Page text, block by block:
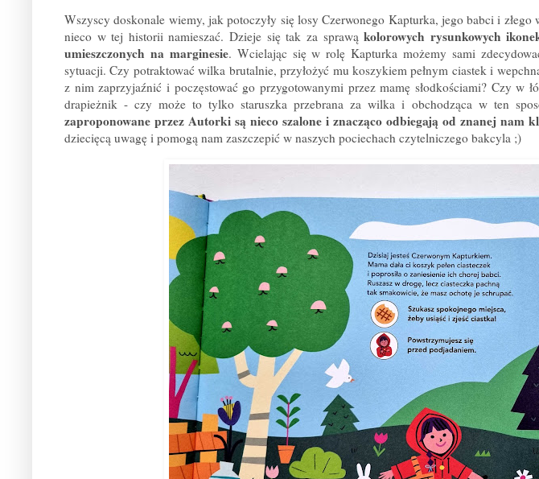
Wszyscy doskonale wiemy, jak potoczyły się losy Czerwonego Kapturka, jego babci i złego
nieco w tej historii namieszać. Dzieje się tak za sprawąkolorowych rysunkowych
umieszczonych na marginesie. Wcielając się w rolę Kapturka możemy sami
sytuacji. Czy potraktować wilka brutalnie, przyłożyć mu koszykiem pełnym ciastek i
z nim zaprzyjaźnić i poczęstować go przygotowanymi przez mamę słodkościami? Czy w
drapieżnik - czy może to tylko staruszka przebrana za wilka i obchodząca w ten
zaproponowane przez Autorki są nieco szalone i znacząco odbiegają od znanej nam
dziecięcą uwagę i pomogą nam zaszczepić w naszych pociechach czytelniczego bakcyla ;)